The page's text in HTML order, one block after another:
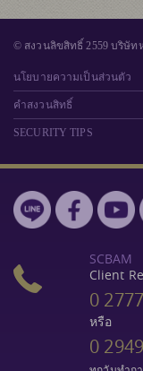
© สงวนลิขสิทธิ์ 2559 บริษั
นโยบายความเป็นส่วนตัว
คำสงวนสิทธิ์
SECURITY TIPS
SCBAM
Client
0
หรือ
0